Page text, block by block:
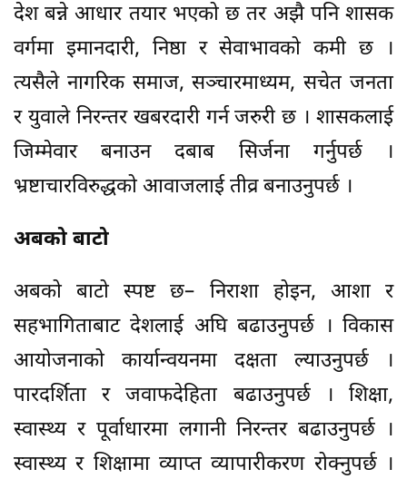
देश बन्ने आधार तयार भएको छ तर अझै पनि शासक
वर्गमा इमानदारी, निष्ठा र सेवाभावको कमी छ ।
त्यसैले नागरिक समाज, सञ्चारमाध्यम, सचेत जनता
र युवाले निरन्तर खबरदारी गर्न जरुरी छ । शासकलाई
जिम्मेवार बनाउन दबाब सिर्जना गर्नुपर्छ ।
भ्रष्टाचारविरुद्धको आवाजलाई तीव्र बनाउनुपर्छ ।
अबको बाटो
अबको बाटो स्पष्ट छ– निराशा होइन, आशा र
सहभागिताबाट देशलाई अघि बढाउनुपर्छ । विकास
आयोजनाको कार्यान्वयनमा दक्षता ल्याउनुपर्छ ।
पारदर्शिता र जवाफदेहिता बढाउनुपर्छ । शिक्षा,
स्वास्थ्य र पूर्वाधारमा लगानी निरन्तर बढाउनुपर्छ ।
स्वास्थ्य र शिक्षामा व्याप्त व्यापारीकरण रोक्नुपर्छ ।